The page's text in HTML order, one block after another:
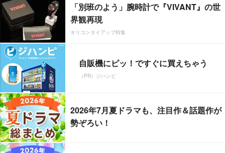
「別班のよう」腕時計で『VIVANT』の世
界観再現
オリコンタイアップ特集
自販機にピッ！ですぐに買えちゃう
（PR）ジハンピ
2026年7月夏ドラマも、注目作＆話題作が
勢ぞろい！